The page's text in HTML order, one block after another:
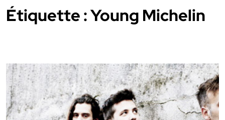
Étiquette :Young Michelin